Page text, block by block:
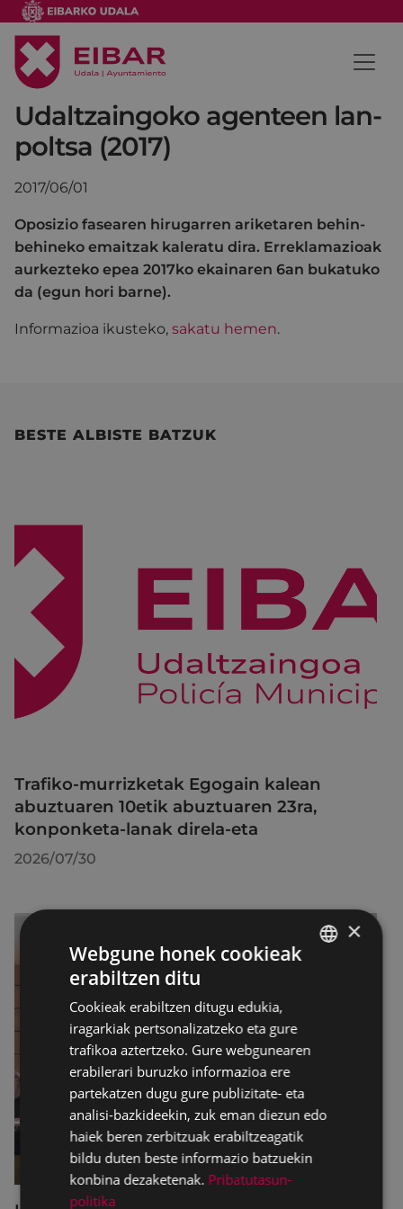
Udaltzaingoko agenteen lan-
poltsa (2017)
2017/06/01
Oposizio fasearen hirugarren ariketaren behin-
behineko emaitzak kaleratu dira. Erreklamazioak
aurkezteko epea 2017ko ekainaren 6an bukatuko
da (egun hori barne).
Informazioa ikusteko, sakatu hemen.
BESTE ALBISTE BATZUK
Trafiko-murrizketak Egogain kalean
abuztuaren 10etik abuztuaren 23ra,
konponketa-lanak direla-eta
2026/07/30
×
Webgune honek cookieak
erabiltzen ditu
Cookieak erabiltzen ditugu edukia,
iragarkiak pertsonalizatzeko eta gure
trafikoa aztertzeko. Gure webgunearen
erabilerari buruzko informazioa ere
partekatzen dugu gure publizitate- eta
analisi-bazkideekin, zuk eman diezun edo
haiek beren zerbitzuak erabiltzeagatik
bildu duten beste informazio batzuekin
konbina dezaketenak. Pribatutasun-
politika